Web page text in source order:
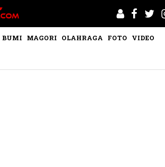
BUMI MAGORI OLAHRAGA FOTO VIDEO